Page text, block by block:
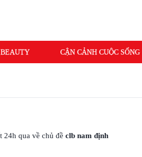
CẬN CẢNH CUỘC SỐNG
24h qua về chủ đề clb nam định